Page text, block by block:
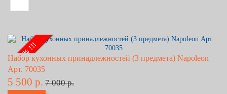
- 21% !!!
Набор кухонных принадлежностей (3 предмета) Napoleon
Арт. 70035
5 500 р. 7 000 р.